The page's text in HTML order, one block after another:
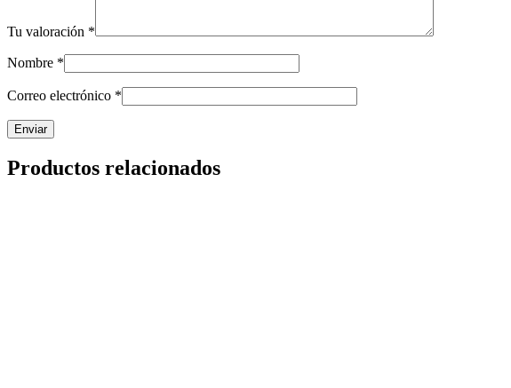
Tu valoración *
Nombre *
Correo electrónico *
Productos relacionados